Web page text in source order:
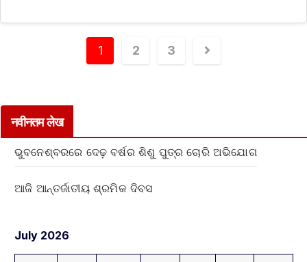
1 2 3
नवीनतम लेख
ଭୁବନେଶ୍ବରରେ ଦେଢ଼ ବର୍ଷର ଶିଶୁ ପୁତ୍ର ଚୋରି ଅଭିଯୋଗ
ଆଜି ଆନ୍ତର୍ଜାତୀୟ ଶ୍ରମିକ ଦିବସ
July 2026